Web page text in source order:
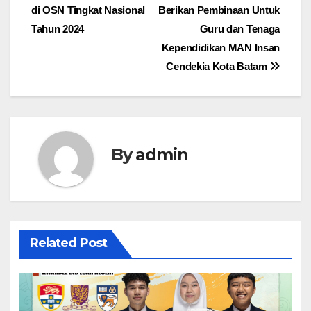
Berikan Pembinaan Untuk
Guru dan Tenaga
Kependidikan MAN Insan
Cendekia Kota Batam
di OSN Tingkat Nasional
Tahun 2024
Byadmin
Related Post